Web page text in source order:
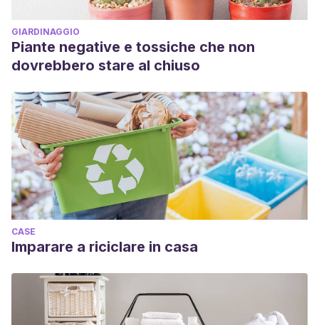
GIARDINAGGIO
Piante negative e tossiche che non
dovrebbero stare al chiuso
CASE
Imparare a riciclare in casa